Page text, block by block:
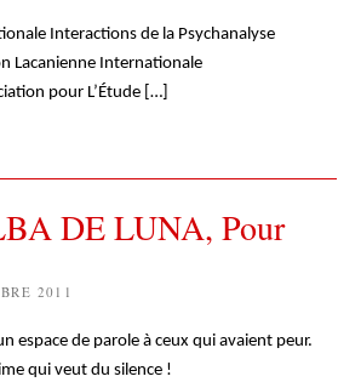
Interactions de la Psychanalyse
Lacanienne Internationale
pour L’Étude […]
DE LUNA, Pour
2011
espace de parole à ceux qui avaient peur.
qui veut du silence !